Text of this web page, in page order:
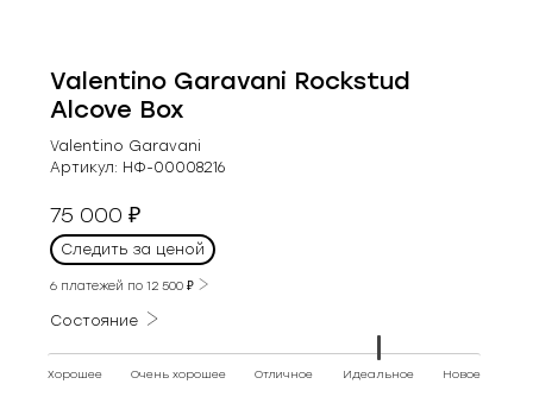
Valentino Garavani Rockstud
Alcove Box
Valentino Garavani
Артикул: НФ-00008216
75 000₽
Следить за ценой
6 платежей по12 500₽
Состояние
Хорошее Очень хорошее Отличное Идеальное Новое